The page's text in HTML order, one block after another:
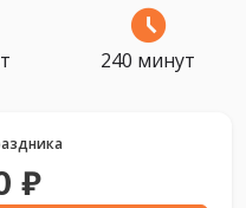
240 минут
₽